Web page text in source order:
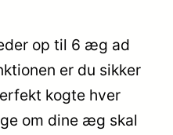
op til 6 æg ad
er du sikker
kogte hver
om dine æg skal